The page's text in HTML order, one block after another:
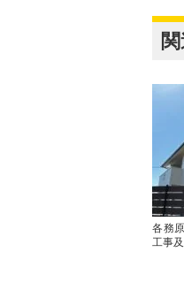
各務
工事